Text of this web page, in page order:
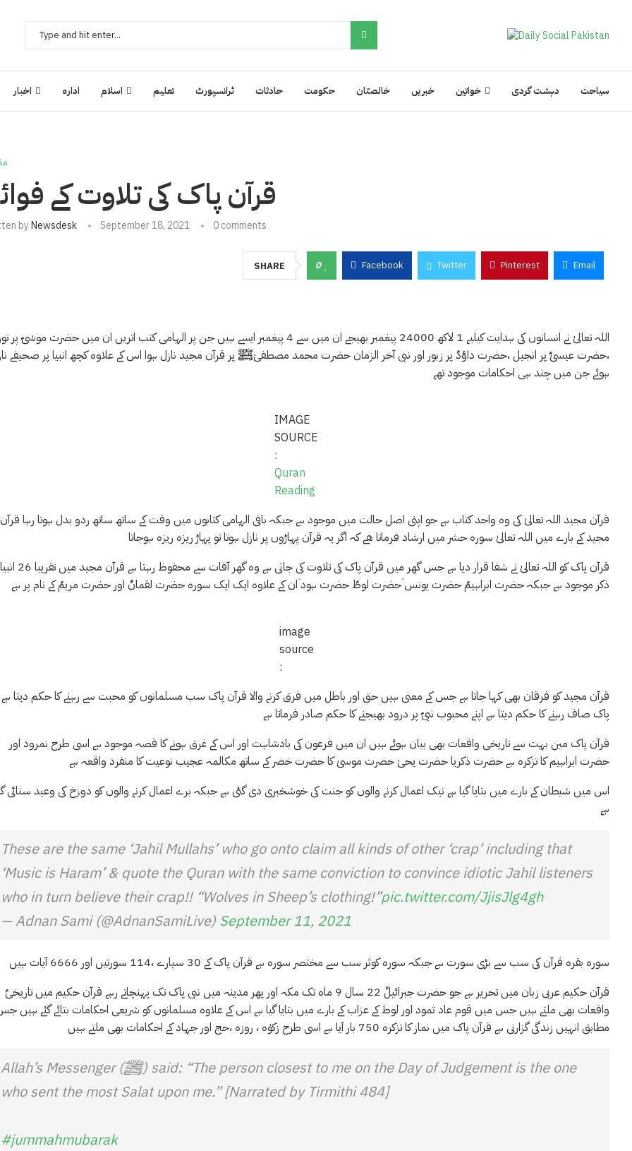
اخبار ادارہ اسلام تعلیم ٹرانسپورٹ حادثات حکومت خالصتان خبریں خواتین دہشت گردی سیاحت
قرآن پاک کی تلاوت کے
byNewsdesk September 18, 2021 0 comments
SHARE 0 Facebook Twitter Pinterest Email
اللہ تعالیٰ نے انسانوں کی ہدایت کیلیے 1 لاکھ 24000 پیغمبر بھیجے ان میں سے 4 پیغمبر ایسے ہیں جن پر الہامی کتب اتریں ان میں حضرت موسٰیؑ
،حضرت عیسیٰؑ پر انجیل ،حضرت داؤدؑ پر زبور اور نبی آخر الزمان حضرت محمد مصطفیٰﷺ پر قرآن مجید نازل ہوا اس کے علاوہ کچھ انبیا پر صحیفے
ہوئے جن میں چند ہی احکامات موجود تھے
IMAGE
SOURCE
:
Quran
Reading
قرآن مجید اللہ تعالیٰ کی وہ واحد کتاب ہے جو اپنی اصل حالت میں موجود ہے جبکہ باقی الہامی کتابوں میں وقت کے ساتھ ساتھ ردو بدل ہوتا رہا قرآن
مجید کے بارے میں اللہ تعالیٰ سورہ حشر میں ارشاد فرماتا ھے کہ اگر یہ قرآن پہاڑوں پر نازل ہوتا تو پہاڑ ریزہ ریزہ ہوجاتا
قرآن پاک کو اللہ تعالیٰ نے شفا قرار دیا ہے جس گھر میں قرآن پاک کی
ذکر موجود ہے جبکہ حضرت ابراہیمؑ حضرت یونس ؑحضرت لوطؑ حضرت ہود ؑان کے علاوہ ایک ایک سورہ حضرت لقمانؑ اور حضرت مریمؑ کے نام پر ہے
image
source
:
قرآن مجید کو فرقان بھی کہا جاتا ہے جس کے معنی ہیں حق اور باطل میں فرق کرنے والا قرآن پاک سب مسلمانوں کو محبت سے رہنے کا حکم دیتا ہے
پاک صاف رہنے کا حکم دیتا ہے اپنے محبوب نبیؐ پر درود بھیجنے کا حکم صادر فرماتا ہے
قرآن پاک مین بہت سے تاریخی واقعات بھی بیان ہوئے ہیں ان میں فرعون کی بادشاہت اور اس کے غرق ہونے کا قصہ موجود ہے اسی طرح نمرود اور
حضرت ابراہیم کا تزکرہ ہے حضرت ذکریا حضرت یحیٰ حضرت موسیٰ کا حضرت خضر کے ساتھ مکالمہ عجیب نوعیت کا منفرد واقعہ ہے
اس میں شیطان کے بارے میں بتایا گیا ہے نیک اعمال کرنے والوں کو جنت کی خوشخبری دی گئی ہے جبکہ برے اعمال کرنے والوں کو دوزخ کی وعید سنائی
ہے
These are the same ‘Jahil Mullahs’ who go onto claim all kinds of other ‘crap’ including that
‘Music is Haram’ & quote the Quran with the same conviction to convince idiotic Jahil listeners
who in turn believe their crap!! “Wolves in Sheep’s clothing!”pic.twitter.com/JjisJlg4gh
— Adnan Sami (@AdnanSamiLive) September 11, 2021
سورہ بقرہ قرآن کی سب سے بڑی سورت ہے جبکہ سورہ کوثر سب سے مختصر سورہ ہے قرآن پاک کے 30 سپارے ،114 سورتیں اور 6666 آیات ہیں
واقعات بھی ملتے ہیں جس میں قوم عاد ثمود اور لوط کے عزاب کے بارے میں بتایا گیا ہے اس کے علاوہ مسلمانوں کو شریعی احکامات بتائے گئے ہیں
مطابق انہیں زندگی گزارنی ہے قرآن پاک میں نماز کا تزکرہ 750 بار آیا ہے اسی طرح زکوٰہ ، روزہ ،حج اور جہاد کے احکامات بھی ملتے ہیں
Allah’s Messenger (ﷺ) said: “The person closest to me on the Day of Judgement is the one
who sent the most Salat upon me.” [Narrated by Tirmithi 484]
#jummahmubarak